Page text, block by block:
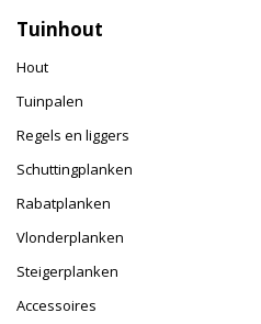
Tuinhout
Hout
Tuinpalen
Regels en liggers
Schuttingplanken
Rabatplanken
Vlonderplanken
Steigerplanken
Accessoires